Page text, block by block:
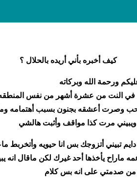
أريده بالحلال ؟
ورحمة الله وبركاته
ورد كافي بعلاقتي عمري ٢٣ تعرفت على شاب في النت من
حب وصرت أعشقه بجنون بسبب أهتمامه
ويبيني مرت كذا مواقف وأثبت هالشي
تبيني أتزوجك بس انا حيويه وأتخربط
ماراح يأخذها أحد غيرك لكن ماقال
صدمتي على انه بس كلام